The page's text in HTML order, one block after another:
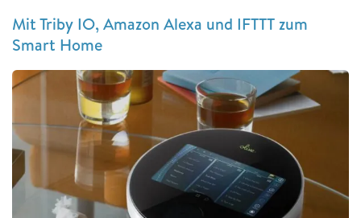
Mit Triby IO, Amazon Alexa und IFTTT zum
Smart Home